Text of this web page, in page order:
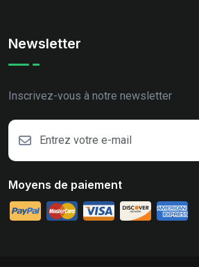
Newsletter
Inscrivez-vous à notre newsletter
Moyens de paiement